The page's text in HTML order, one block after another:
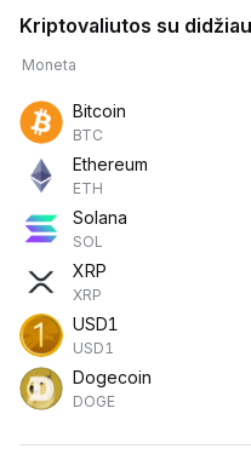
Kriptovaliutos su
Moneta
Bitcoin
BTC
Ethereum
ETH
Solana
SOL
XRP
XRP
USD1
USD1
Dogecoin
DOGE